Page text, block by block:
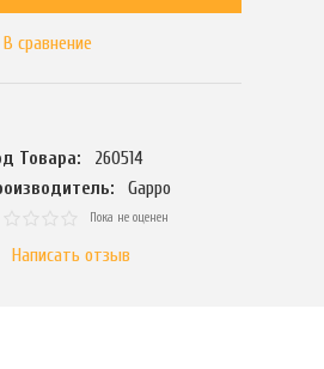
В сравнение
Товара:
260514
Gappo
Пока не оценен
Написать отзыв